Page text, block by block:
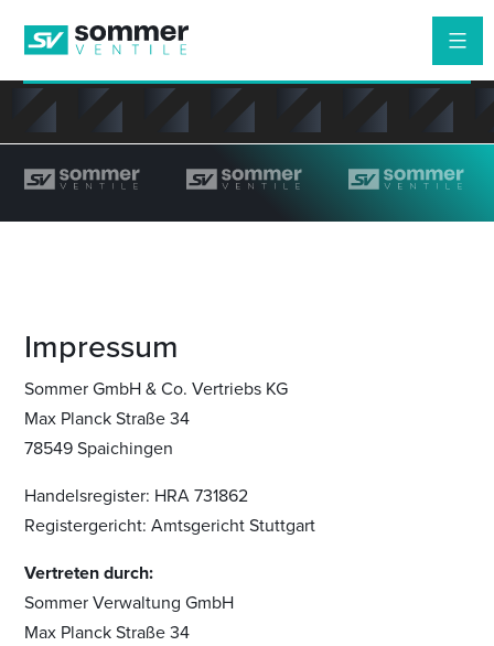
Zum
Inhalt
springen
Impressum
Sommer GmbH & Co. Vertriebs KG
Max Planck Straße 34
78549 Spaichingen
Handelsregister: HRA 731862
Registergericht: Amtsgericht Stuttgart
Vertreten durch:
Sommer Verwaltung GmbH
Max Planck Straße 34